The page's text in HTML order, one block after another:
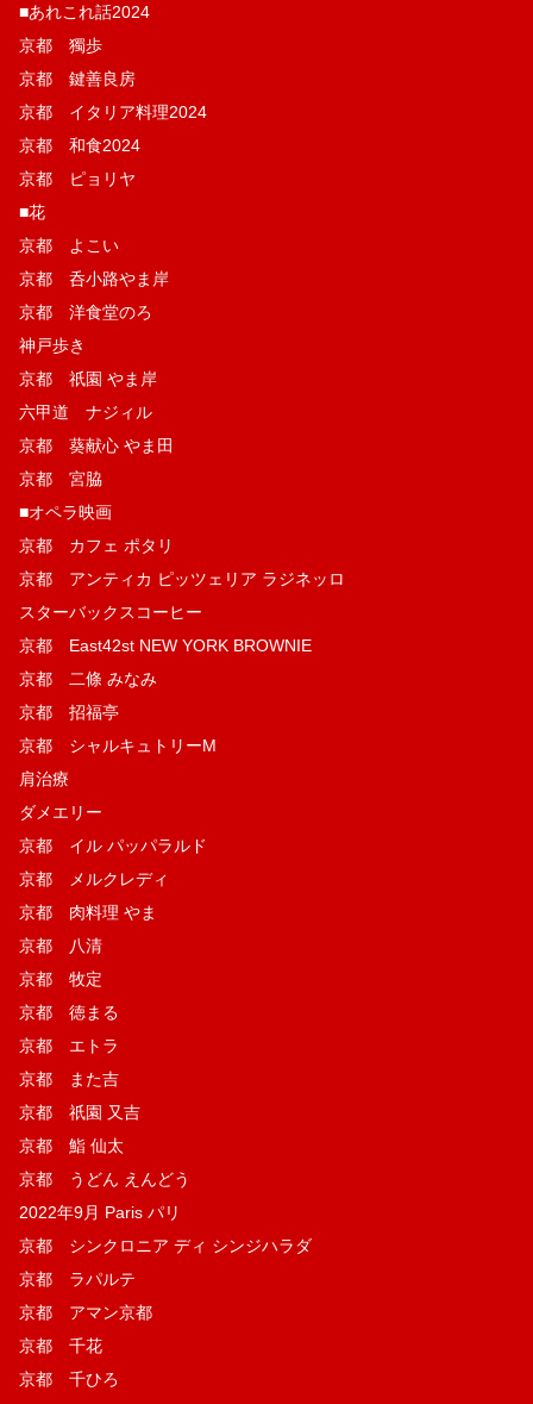
■あれこれ話2024
京都 獨歩
京都 鍵善良房
京都 イタリア料理2024
京都 和食2024
京都 ピョリヤ
■花
京都 よこい
京都 呑小路やま岸
京都 洋食堂のろ
神戸歩き
京都 祇園 やま岸
六甲道 ナジィル
京都 葵献心 やま田
京都 宮脇
■オペラ映画
京都 カフェ ポタリ
京都 アンティカ ピッツェリア ラジネッロ
スターバックスコーヒー
京都 East42st NEW YORK BROWNIE
京都 二條 みなみ
京都 招福亭
京都 シャルキュトリーM
肩治療
ダメエリー
京都 イル パッパラルド
京都 メルクレディ
京都 肉料理 やま
京都 八清
京都 牧定
京都 徳まる
京都 エトラ
京都 また吉
京都 祇園 又吉
京都 鮨 仙太
京都 うどん えんどう
2022年9月 Paris パリ
京都 シンクロニア ディ シンジハラダ
京都 ラパルテ
京都 アマン京都
京都 千花
京都 千ひろ